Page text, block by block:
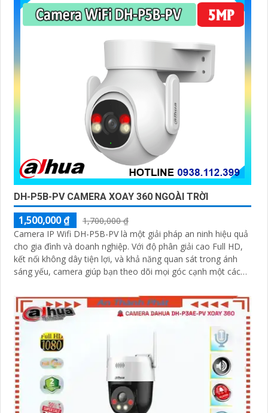
DH-P5B-PV CAMERA XOAY 360 NGOÀI TRỜI
1,500,000 ₫
1,700,000 ₫
Camera IP Wifi DH-P5B-PV là một giải pháp an ninh hiệu quả
cho gia đình và doanh nghiệp. Với độ phân giải cao Full HD,
kết nối không dây tiện lợi, và khả năng quan sát trong ánh
sáng yếu, camera giúp bạn theo dõi mọi góc cạnh một cách